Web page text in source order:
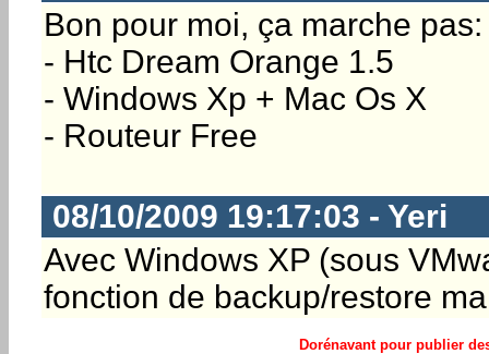
Bon pour moi, ça marche pas:
- Htc Dream Orange 1.5
- Windows Xp + Mac Os X
- Routeur Free
08/10/2009 19:17:03 - Yeri
Avec Windows XP (sous
fonction de backup/restore
Dorénavant pour publier